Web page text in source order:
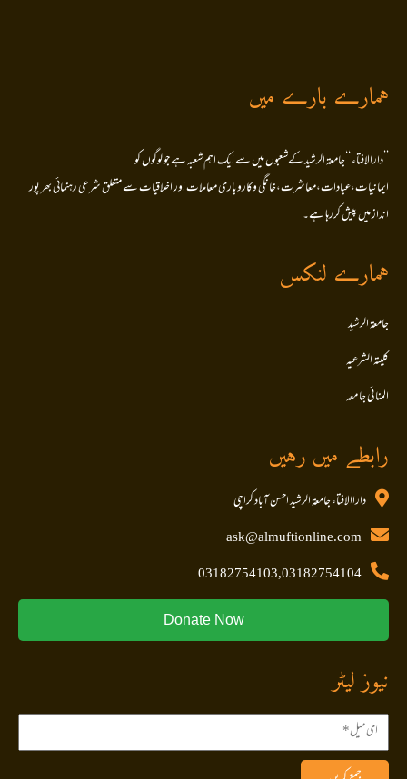
ہمارے بارے میں
’’دارالافتاء ‘‘جامعۃ الرشید کےشعبوں میں سے ایک اہم شعبہ ہے جو لوگوں کو
ایمانیات،عبادات،معاشرت،خانگی وکاروباری معاملات اور اخلاقیات سے متعلق شرعی رہنمائی بھر پور
انداز میں پیش کررہا ہے۔
ہمارے لنکس
جامعۃ الرشید
کلیتہ الشرعیہ
المنا ئی جا معہ
رابطے میں رہیں
داراالافتاء جامعۃ الرشید احسن آباد کراچی
ask@almuftionline.com
03182754103,03182754104
Donate Now
نیوز لیٹر